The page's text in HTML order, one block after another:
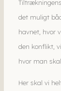
det muligt
havnet, hvor
den konflikt,
hvor man
Her skal vi